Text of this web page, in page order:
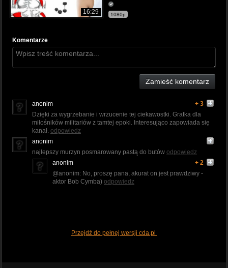
16:29 1080p
Komentarze
Zamieść komentarz
anonim
+ 3
Dzięki za wygrzebanie i wrzucenie tej ciekawostki. Gratka dla
miłośników militariów z tamtej epoki. Interesująco zapowiada się
kanał. odpowiedz
anonim
najlepszy murzyn posmarowany pastą do butów odpowiedz
anonim
+ 2
@anonim: No, proszę pana, akurat on jest prawdziwy -
aktor Bob Cymba) odpowiedz
Przejdź do pełnej wersji cda.pl